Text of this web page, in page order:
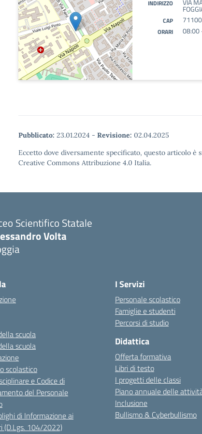
INDIRIZZO VIA
CAP 71100
ORARI 08:00
Pubblicato: 23.01.2024 - Revisione: 02.04.2025
Eccetto dove diversamente specificato, questo articolo è
Creative Commons Attribuzione 4.0 Italia.
Scientifico Statale
Volta
scuola
scuola
scolastico
e Codice di
del Personale
di Informazione ai
(D.Lgs. 104/2022)
I Servizi
Personale scolastico
Famiglie e studenti
Percorsi di studio
Didattica
Offerta formativa
Libri di testo
I progetti delle classi
Piano annuale delle
Inclusione
Bullismo & Cyberbullismo